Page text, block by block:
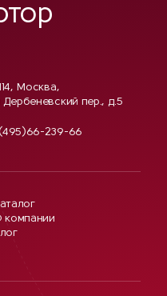
Москва,
Дербеневский пер., д.5
239-66
компании